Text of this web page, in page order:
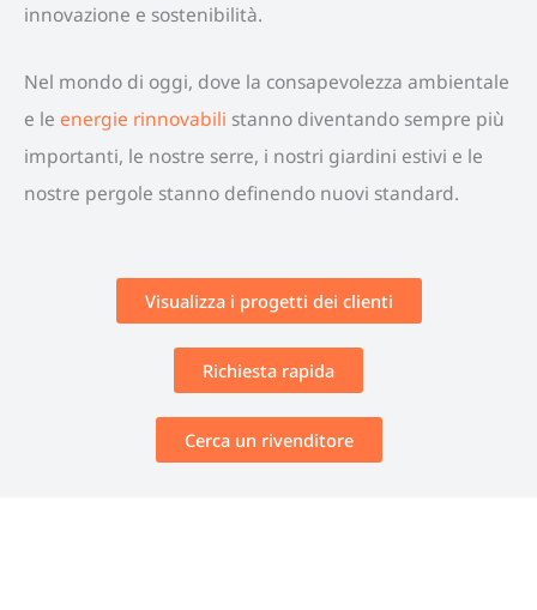
innovazione e sostenibilità.
Nel mondo di oggi, dove la consapevolezza ambientale
e le energie rinnovabili stanno diventando sempre più
importanti, le nostre serre, i nostri giardini estivi e le
nostre pergole stanno definendo nuovi standard.
Visualizza i progetti dei clienti
Richiesta rapida
Cerca un rivenditore